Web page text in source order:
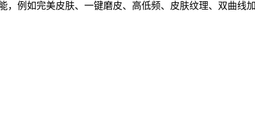
，例如完美皮肤、一键磨皮、高低频、皮肤纹理、双曲线